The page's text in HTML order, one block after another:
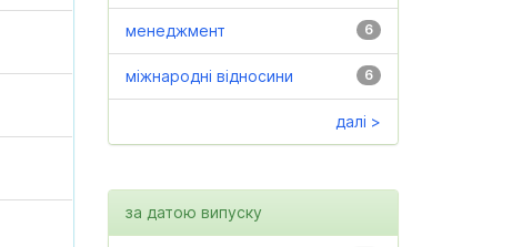
6
менеджмент
6
міжнародні відносини
далі >
за датою випуску